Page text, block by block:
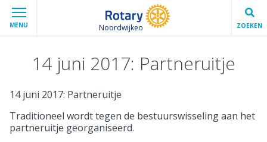
MENU Noordwijkeo ZOEKEN
14 juni 2017: Partneruitje
14 juni 2017: Partneruitje
Traditioneel wordt tegen de bestuurswisseling aan het
partneruitje georganiseerd.